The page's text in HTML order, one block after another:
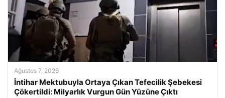
Ağustos 7, 2026
İntihar Mektubuyla Ortaya Çıkan Tefecilik Şebekesi
Çökertildi: Milyarlık Vurgun Gün Yüzüne Çıktı